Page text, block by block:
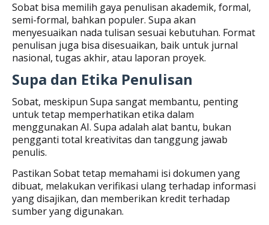
Sobat bisa memilih gaya penulisan akademik, formal,
semi-formal, bahkan populer. Supa akan
menyesuaikan nada tulisan sesuai kebutuhan. Format
penulisan juga bisa disesuaikan, baik untuk jurnal
nasional, tugas akhir, atau laporan proyek.
Supa dan Etika Penulisan
Sobat, meskipun Supa sangat membantu, penting
untuk tetap memperhatikan etika dalam
menggunakan AI. Supa adalah alat bantu, bukan
pengganti total kreativitas dan tanggung jawab
penulis.
Pastikan Sobat tetap memahami isi dokumen yang
dibuat, melakukan verifikasi ulang terhadap informasi
yang disajikan, dan memberikan kredit terhadap
sumber yang digunakan.